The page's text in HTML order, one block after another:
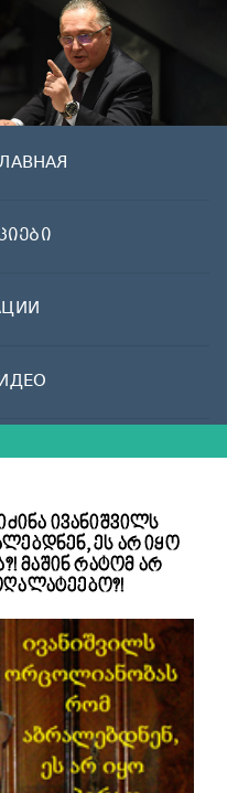
ივანიშვილს
ეს არ იყო
მაშინ რატომ არ